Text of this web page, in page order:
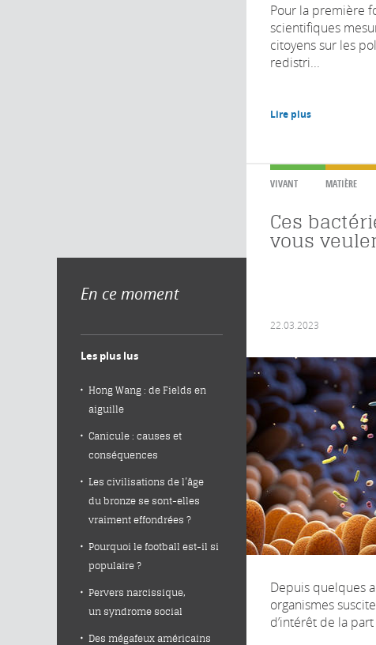
Pour la première
scientifiques
citoyens sur les
redistri...
Lire plus
VIVANT MATIÈRE
Ces
vous
22.03.2023
Depuis quelques
organismes
d’intérêt de la
En ce moment
Les plus lus
Hong Wang : de Fields en
aiguille
Canicule : causes et
conséquences
Les civilisations de l’âge
du bronze se sont-elles
vraiment effondrées ?
Pourquoi le football est-il si
populaire ?
Pervers narcissique,
un syndrome social
Des mégafeux américains